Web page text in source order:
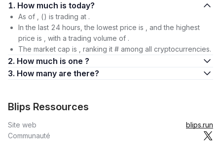
1. How much is today?
As of , () is trading at .
In the last 24 hours, the lowest price is , and the highest
price is , with a trading volume of .
The market cap is , ranking it # among all cryptocurrencies.
2. How much is one ?
3. How many are there?
Blips Ressources
Site web
blips.run
Communauté